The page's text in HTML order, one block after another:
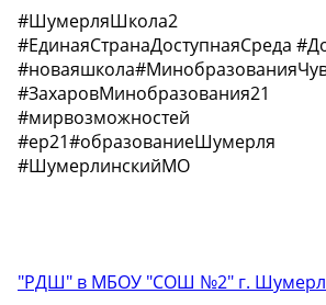
#ШумерляШкола2
#ЕдинаяСтранаДоступнаяСреда
#ЗахаровМинобразования21
#мирвозможностей
#ер21#образованиеШумерля
#ШумерлинскийМО
"РДШ" в МБОУ "СОШ №2" г.